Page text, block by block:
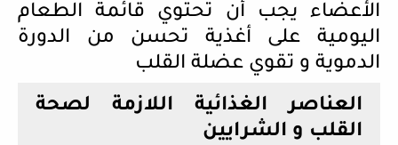
الأعضاء يجب أن تحتوي قائمة الطعام
اليومية على أغذية تحسن من الدورة
الدموية و تقوي عضلة القلب
العناصر الغذائية اللازمة لصحة
القلب و الشرايين